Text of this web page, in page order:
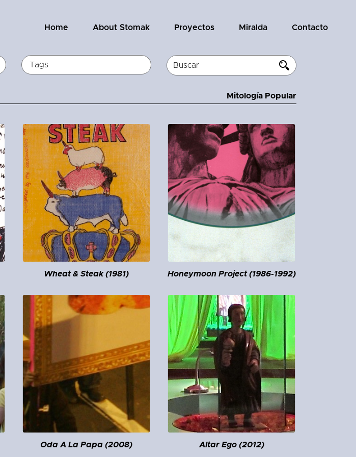
Home About Stomak Proyectos Miralda Contacto
Mitología Popular
Wheat & Steak (1981) Honeymoon Project (1986-1992)
Oda A La Papa (2008) Altar Ego (2012)